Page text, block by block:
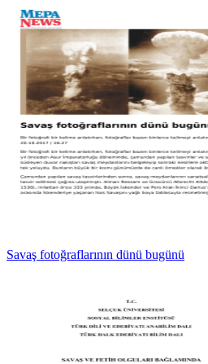
Savaş fotoğraflarının dünü bugünü